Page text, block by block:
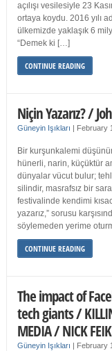
açılışı vesilesiyle 23
ortaya koydu. 2016 yılı
ülkemizde yaklaşık 6
“Demek ki […]
CONTINUE READING
Niçin Yazarız? /
Güneyin Işıkları | February
Bir kurşunkalemi
hünerli, narin, küçüktür
dünyalar vücut bulur;
silindir, masrafsız bir
festivalinde kendimi
yazarız,” sorusu
söylemeden yerime
CONTINUE READING
The impact of
tech giants /
MEDIA / NICK FEIK
Güneyin Işıkları | February